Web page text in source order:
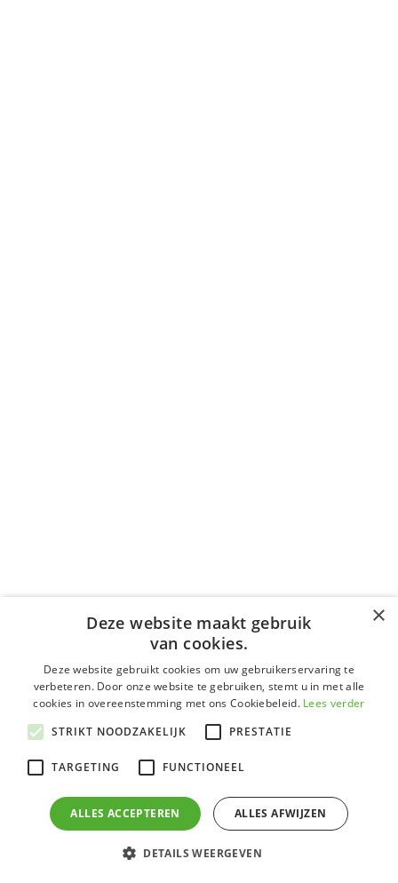
Heeft u
×
Deze website maakt gebruik
van cookies.
Deze website gebruikt cookies om uw gebruikerservaring te
verbeteren. Door onze website te gebruiken, stemt u in met alle
cookies in overeenstemming met ons Cookiebeleid. Lees verder
STRIKT NOODZAKELIJK
PRESTATIE
TARGETING FUNCTIONEEL
ALLES ACCEPTEREN ALLES AFWIJZEN
DETAILS WEERGEVEN